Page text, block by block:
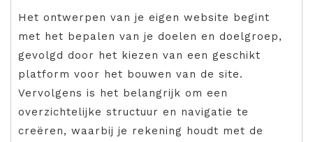
Het ontwerpen van je eigen website begint
met het bepalen van je doelen en doelgroep,
gevolgd door het kiezen van een geschikt
platform voor het bouwen van de site.
Vervolgens is het belangrijk om een
overzichtelijke structuur en navigatie te
creëren, waarbij je rekening houdt met de